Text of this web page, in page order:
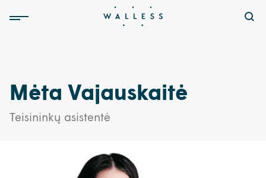
Mėta Vajauskaitė
Teisininkų asistentė